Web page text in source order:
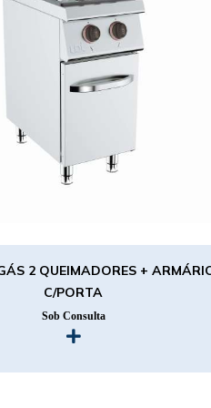
2 QUEIMADORES +
C/PORTA
Sob Consulta